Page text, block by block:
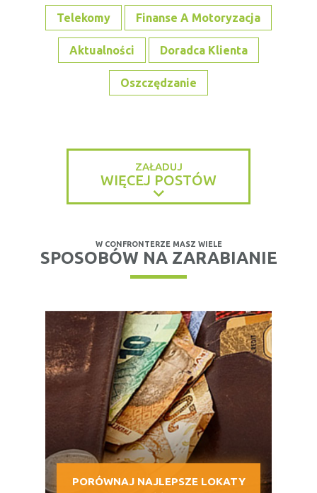
Telekomy Finanse A Motoryzacja
Aktualności Doradca Klienta
Oszczędzanie
ZAŁADUJ
WIĘCEJ POSTÓW
W CONFRONTERZE MASZ WIELE
SPOSOBÓW NA ZARABIANIE
PORÓWNAJ NAJLEPSZE LOKATY